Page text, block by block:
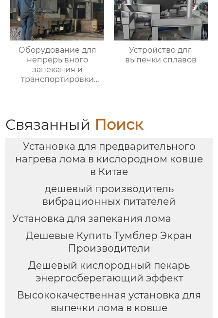
Оборудование для
непрерывного
запекания и
транспортировки
Устройство для
выпечки сплавов
Связанный Поиск
Установка для предварительного
нагрева лома в кислородном ковше
в Китае
дешевый производитель
вибрационных питателей
Установка для запекания лома
Дешевые Купить Тумблер Экран
Производители
Дешевый кислородный пекарь
энергосберегающий эффект
Высококачественная установка для
выпечки лома в ковше